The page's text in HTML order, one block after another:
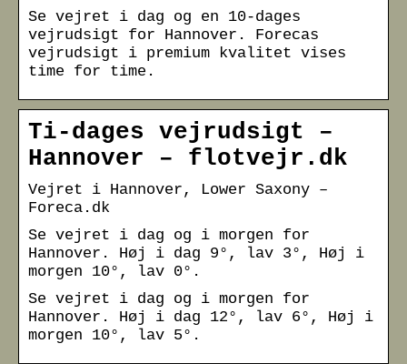
Se vejret i dag og en 10-dages
vejrudsigt for Hannover. Forecas
vejrudsigt i premium kvalitet vises
time for time.
Ti-dages vejrudsigt –
Hannover – flotvejr.dk
Vejret i Hannover, Lower Saxony –
Foreca.dk
Se vejret i dag og i morgen for
Hannover. Høj i dag 9°, lav 3°, Høj i
morgen 10°, lav 0°.
Se vejret i dag og i morgen for
Hannover. Høj i dag 12°, lav 6°, Høj i
morgen 10°, lav 5°.